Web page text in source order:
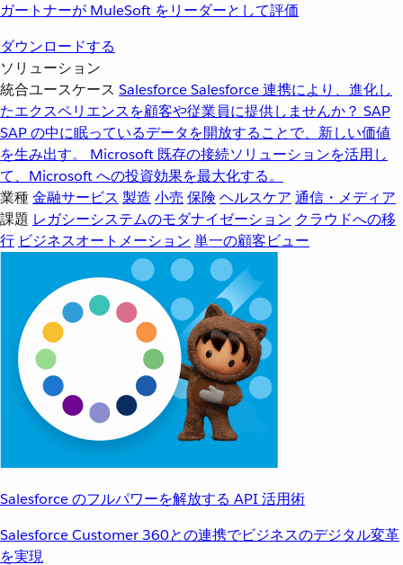
ガートナーが MuleSoft をリーダーとして評価
ダウンロードする
ソリューション
統合ユースケース SalesforceSalesforce 連携により、進化し
たエクスペリエンスを顧客や従業員に提供しませんか？ SAP
SAP の中に眠っているデータを開放することで、新しい価値
を生み出す。
Microsoft 既存の接続ソリューションを活用し
て、Microsoft への投資効果を最大化する。
業種金融サービス 製造 小売 保険 ヘルスケア 通信・メディア
課題 レガシーシステムのモダナイゼーション クラウドへの移
行 ビジネスオートメーション 単一の顧客ビュー
Salesforce のフルパワーを解放する API 活用術
Salesforce Customer 360との連携でビジネスのデジタル変革
を実現